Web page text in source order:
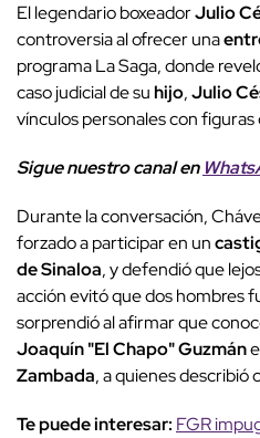
El legendario boxeadorJulio
controversia al ofrecer una
programa La Saga, donde
caso judicial de suhijo,Julio
vínculos personales con
Sigue nuestro canal en
Durante la conversación,
forzado a participar en un
de Sinaloa, y defendió que
acción evitó que dos hombres
sorprendió al afirmar que
Joaquín "El Chapo" Guzmáne
Zambada, a quienes describió
Te puede interesar: FGR